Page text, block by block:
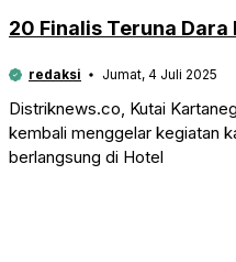
20 Finalis Teruna
redaksi Jumat, 4 Juli 2025
Distriknews.co, Kutai
kembali menggelar kegiatan
berlangsung di Hotel